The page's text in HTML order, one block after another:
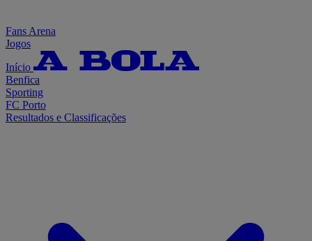
Fans Arena
Jogos
Início
Benfica
Sporting
FC Porto
Resultados e Classificações